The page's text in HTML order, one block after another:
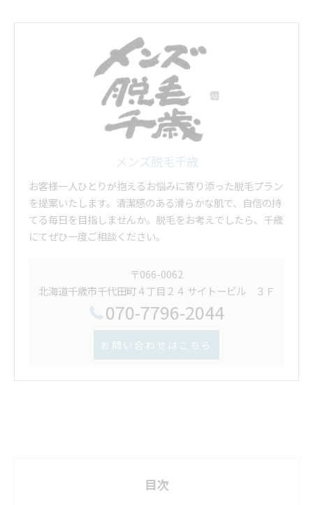
メンズ脱毛千歳
お客様一人ひとりが抱えるお悩みに寄り添った脱毛プラン
を提案いたします。清潔感のある滑らかな肌で、自信の持
てる毎日を目指しませんか。脱毛をお考えでしたら、千歳
にてぜひ一度ご相談ください。
〒066-0062
北海道千歳市千代田町４丁目２４ サイトービル ３Ｆ
070-7796-2044
お問い合わせはこちら
目次